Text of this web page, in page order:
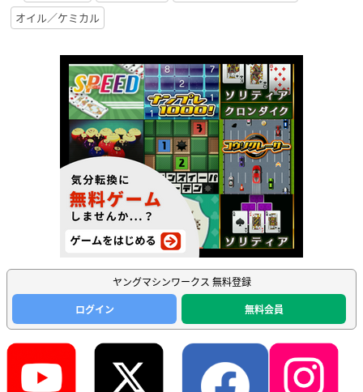
オイル／ケミカル
ヤングマシンワークス 無料登録
ログイン
無料会員